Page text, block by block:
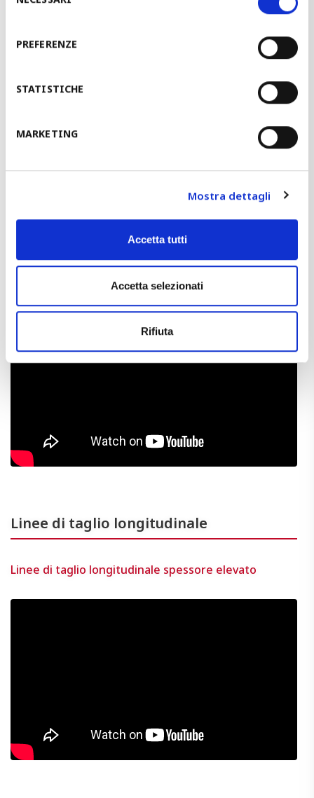
del
PREFERENZE
STATISTICHE
MARKETING
Mostra dettagli
Accetta tutti
Accetta selezionati
Rifiuta
Linee di produzione per paletti per recinzioni e vigne
Linee di taglio longitudinale
Linee di taglio longitudinale spessore elevato